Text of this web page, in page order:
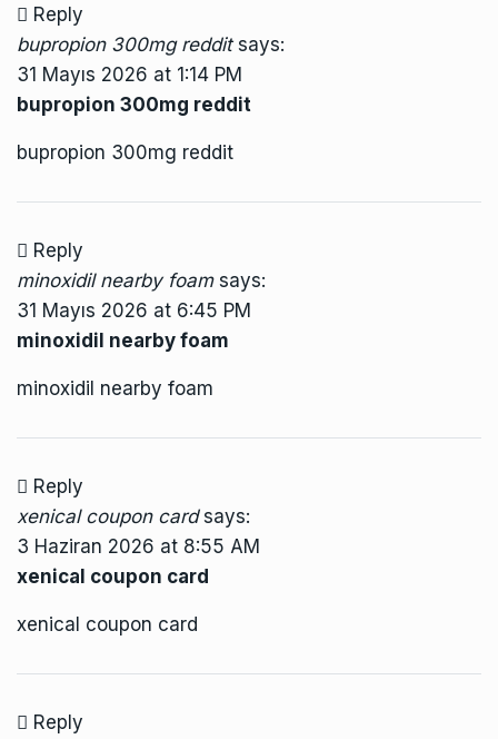
Reply
bupropion 300mg reddit says:
31 Mayıs 2026 at 1:14 PM
bupropion 300mg reddit
bupropion 300mg reddit
Reply
minoxidil nearby foam says:
31 Mayıs 2026 at 6:45 PM
minoxidil nearby foam
minoxidil nearby foam
Reply
xenical coupon card says:
3 Haziran 2026 at 8:55 AM
xenical coupon card
xenical coupon card
Reply